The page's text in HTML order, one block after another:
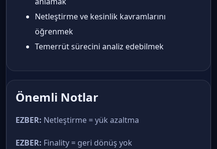
Netleştirme ve kesinlik kavramlarını
öğrenmek
Temerrüt sürecini analiz edebilmek
Önemli Notlar
EZBER: Netleştirme = yük azaltma
EZBER: Finality = geri dönüş yok